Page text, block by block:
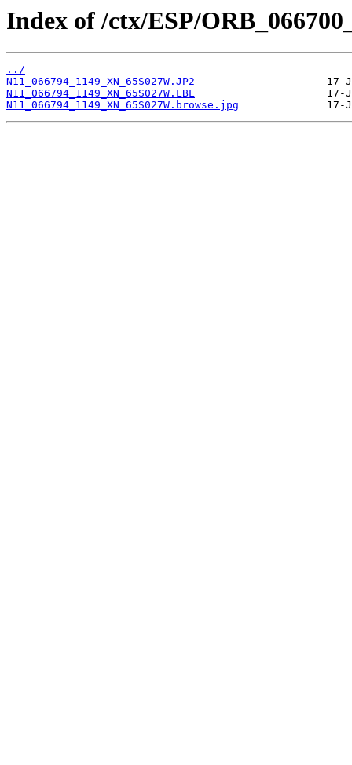
Index of /ctx/ESP/
../
N11_066794_1149_XN_65S027W.JP2
N11_066794_1149_XN_65S027W.LBL
N11_066794_1149_XN_65S027W.browse.jpg